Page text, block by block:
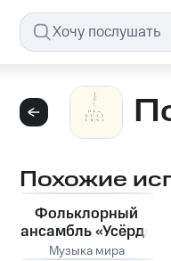
Похожие
Фольклорный
ансамбль «Усёрд»
Музыка мира